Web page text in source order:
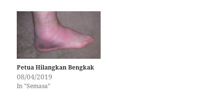
Petua Hilangkan Bengkak
08/04/2019
In "Semasa"